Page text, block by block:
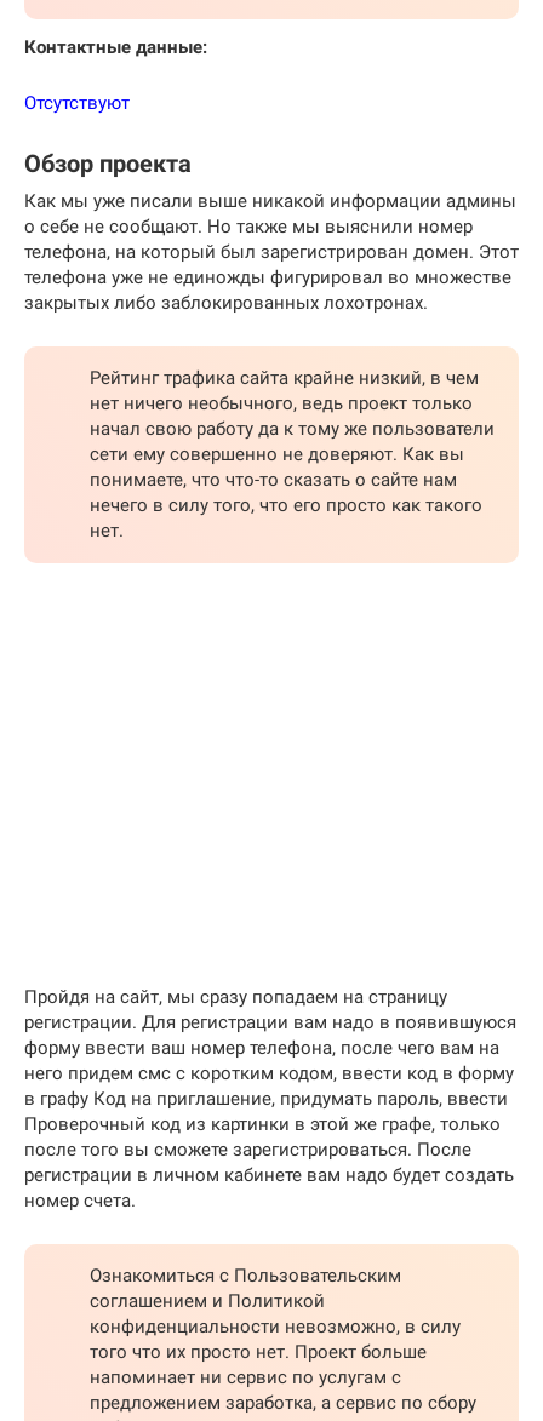
Контактные данные:
Отсутствуют
Обзор проекта
Как мы уже писали выше никакой информации админы
о себе не сообщают. Но также мы выяснили номер
телефона, на который был зарегистрирован домен. Этот
телефона уже не единожды фигурировал во множестве
закрытых либо заблокированных лохотронах.
Рейтинг трафика сайта крайне низкий, в чем
нет ничего необычного, ведь проект только
начал свою работу да к тому же пользователи
сети ему совершенно не доверяют. Как вы
понимаете, что что-то сказать о сайте нам
нечего в силу того, что его просто как такого
нет.
Пройдя на сайт, мы сразу попадаем на страницу
регистрации. Для регистрации вам надо в появившуюся
форму ввести ваш номер телефона, после чего вам на
него придем смс с коротким кодом, ввести код в форму
в графу Код на приглашение, придумать пароль, ввести
Проверочный код из картинки в этой же графе, только
после того вы сможете зарегистрироваться. После
регистрации в личном кабинете вам надо будет создать
номер счета.
Ознакомиться с Пользовательским
соглашением и Политикой
конфиденциальности невозможно, в силу
того что их просто нет. Проект больше
напоминает ни сервис по услугам с
предложением заработка, а сервис по сбору